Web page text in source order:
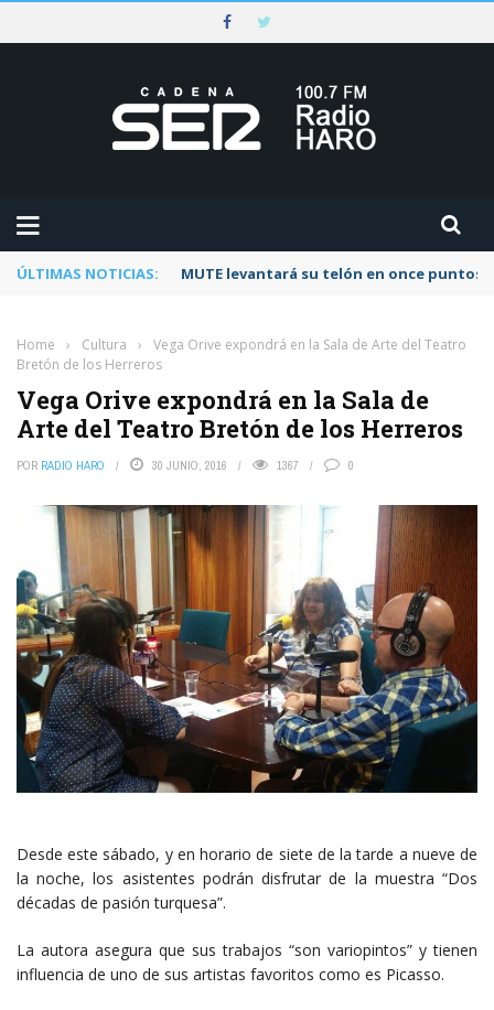
ÚLTIMAS NOTICIAS: MUTE levantará su telón en once puntos
Home › Cultura ›
Vega Orive expondrá en la Sala de Arte del Teatro
Bretón de los Herreros
Vega Orive expondrá en la Sala de
Arte del Teatro Bretón de los Herreros
POR RADIO HARO 30 JUNIO, 2016 1367 0
Desde este sábado, y en horario de siete de la tarde a nueve de
la noche, los asistentes podrán disfrutar de la muestra “Dos
décadas de pasión turquesa”.
La autora asegura que sus trabajos “son variopintos” y tienen
influencia de uno de sus artistas favoritos como es Picasso.